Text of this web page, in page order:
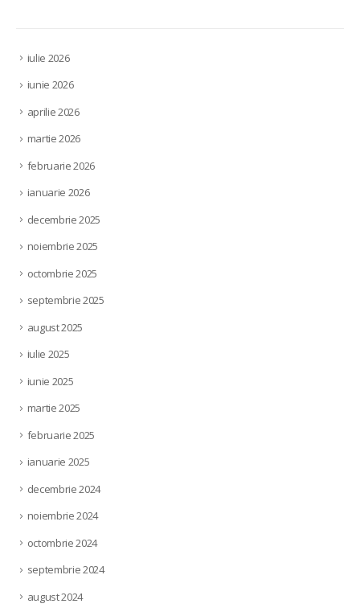
iulie 2026
iunie 2026
aprilie 2026
martie 2026
februarie 2026
ianuarie 2026
decembrie 2025
noiembrie 2025
octombrie 2025
septembrie 2025
august 2025
iulie 2025
iunie 2025
martie 2025
februarie 2025
ianuarie 2025
decembrie 2024
noiembrie 2024
octombrie 2024
septembrie 2024
august 2024